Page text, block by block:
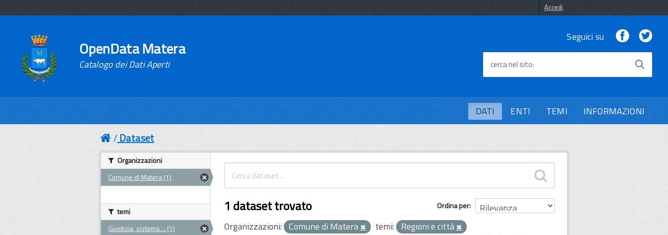
Accedi
OpenData Matera
Catalogo dei Dati Aperti
Seguici su Facebook
cerca nel sito
DATI ENTI TEMI INFORMAZIONI
Dataset
Ordina per
1 dataset trovato
Organizzazioni: Comune di Matera temi: Regioni e città
Organizzazioni
Comune di Matera (1)
temi
Giustizia, sistema ... (1)